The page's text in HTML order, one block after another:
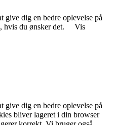
give dig en bedre oplevelse på
hvis du ønsker det.
Vis
give dig en bedre oplevelse på
bliver lageret i din browser